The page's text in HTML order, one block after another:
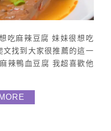
吃麻辣豆腐 妹妹很想吃
找到大家很推薦的這一
辣鴨血豆腐 我超喜歡他
小辣小小辣而是會辣到
的獨家配方秘製而出的